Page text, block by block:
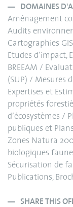
DOMAINES
Aménagement
Audits
Cartographies
Etudes d’impact,
BREEAM /
(SUP) / Mesures
Expertises et
propriétés
d’écosystèmes /
publiques et
Zones Natura
biologiques
Sécurisation de
Publications,
SHARE THIS